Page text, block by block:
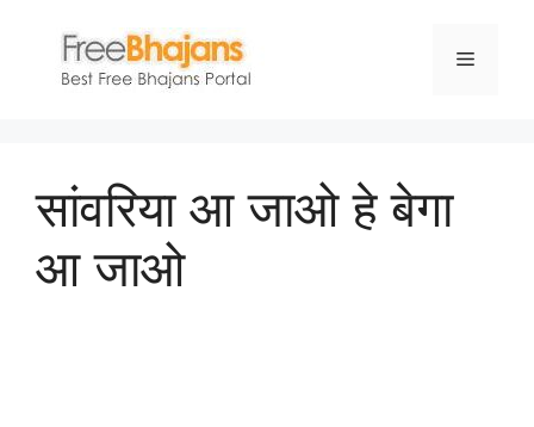
content
Menu
सांवरिया आ जाओ हे बेगा
आ जाओ